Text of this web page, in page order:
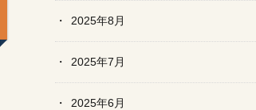
2025年8月
2025年7月
2025年6月